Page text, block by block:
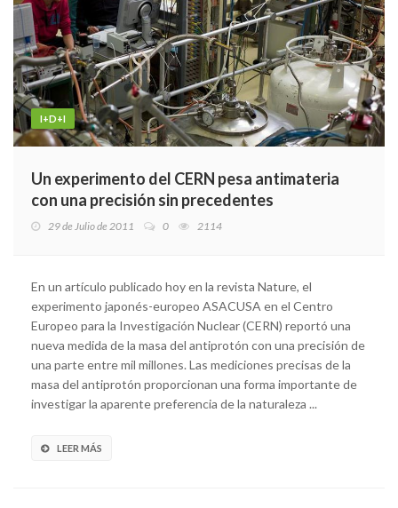
I+D+I
Un experimento del CERN pesa antimateria
con una precisión sin precedentes
29 de Julio de 2011 0 2114
En un artículo publicado hoy en la revista Nature, el
experimento japonés-europeo ASACUSA en el Centro
Europeo para la Investigación Nuclear (CERN) reportó una
nueva medida de la masa del antiprotón con una precisión de
una parte entre mil millones. Las mediciones precisas de la
masa del antiprotón proporcionan una forma importante de
investigar la aparente preferencia de la naturaleza ...
LEER MÁS